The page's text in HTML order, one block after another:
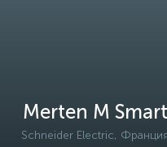
Merten M Smart
Schneider Electric, Франция